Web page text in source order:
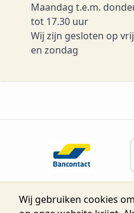
Wij gebruiken cookies
Maandag t.e.m.
tot 17.30 uur
Wij zijn gesloten op
en zondag